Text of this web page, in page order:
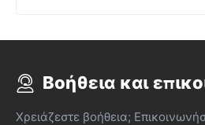
Βοήθεια και
Χρειάζεστε βοήθεια;